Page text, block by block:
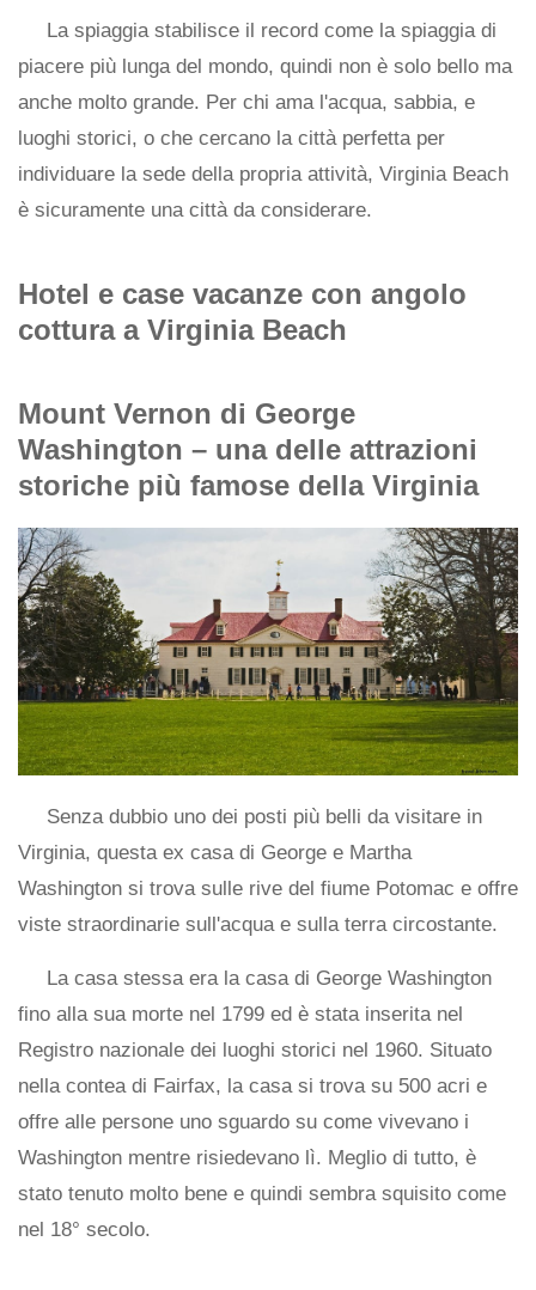
La spiaggia stabilisce il record come la spiaggia di
piacere più lunga del mondo, quindi non è solo bello ma
anche molto grande. Per chi ama l'acqua, sabbia, e
luoghi storici, o che cercano la città perfetta per
individuare la sede della propria attività, Virginia Beach
è sicuramente una città da considerare.
Hotel e case vacanze con angolo
cottura a Virginia Beach
Mount Vernon di George
Washington – una delle attrazioni
storiche più famose della Virginia
Senza dubbio uno dei posti più belli da visitare in
Virginia, questa ex casa di George e Martha
Washington si trova sulle rive del fiume Potomac e offre
viste straordinarie sull'acqua e sulla terra circostante.
La casa stessa era la casa di George Washington
fino alla sua morte nel 1799 ed è stata inserita nel
Registro nazionale dei luoghi storici nel 1960. Situato
nella contea di Fairfax, la casa si trova su 500 acri e
offre alle persone uno sguardo su come vivevano i
Washington mentre risiedevano lì. Meglio di tutto, è
stato tenuto molto bene e quindi sembra squisito come
nel 18° secolo.